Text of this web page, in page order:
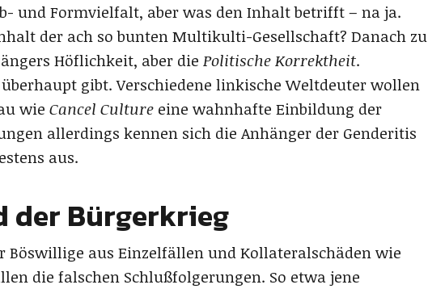
und Formvielfalt, aber was den Inhalt betrifft – na ja.
der ach so bunten Multikulti-Gesellschaft? Danach zu
Höflichkeit, aber die Politische Korrektheit.
gibt. Verschiedene linkische Weltdeuter wollen
wie Cancel Culture eine wahnhafte Einbildung der
allerdings kennen sich die Anhänger der Genderitis
aus.
der Bürgerkrieg
Böswillige aus Einzelfällen und Kollateralschäden wie
die falschen Schlußfolgerungen. So etwa jene